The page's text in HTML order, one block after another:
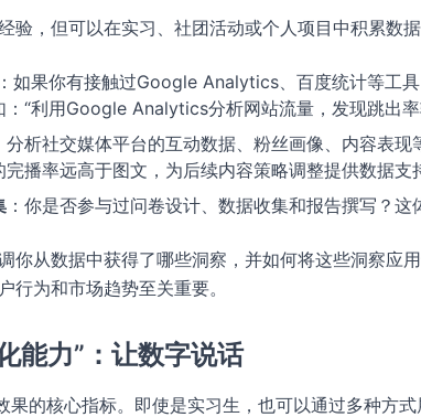
验，但可以在实习、社团活动或个人项目中积累数
如果你有接触过Google Analytics、百度统计等工
“利用Google Analytics分析网站流量，发现跳出
分析社交媒体平台的互动数据、粉丝画像、内容表现
播率远高于图文，为后续内容策略调整提供数据支
：你是否参与过问卷设计、数据收集和报告撰写？这
你从数据中获得了哪些洞察，并如何将这些洞察应
行为和市场趋势至关重要。
能力”：让数字说话
果的核心指标。即使是实习生，也可以通过多种方式